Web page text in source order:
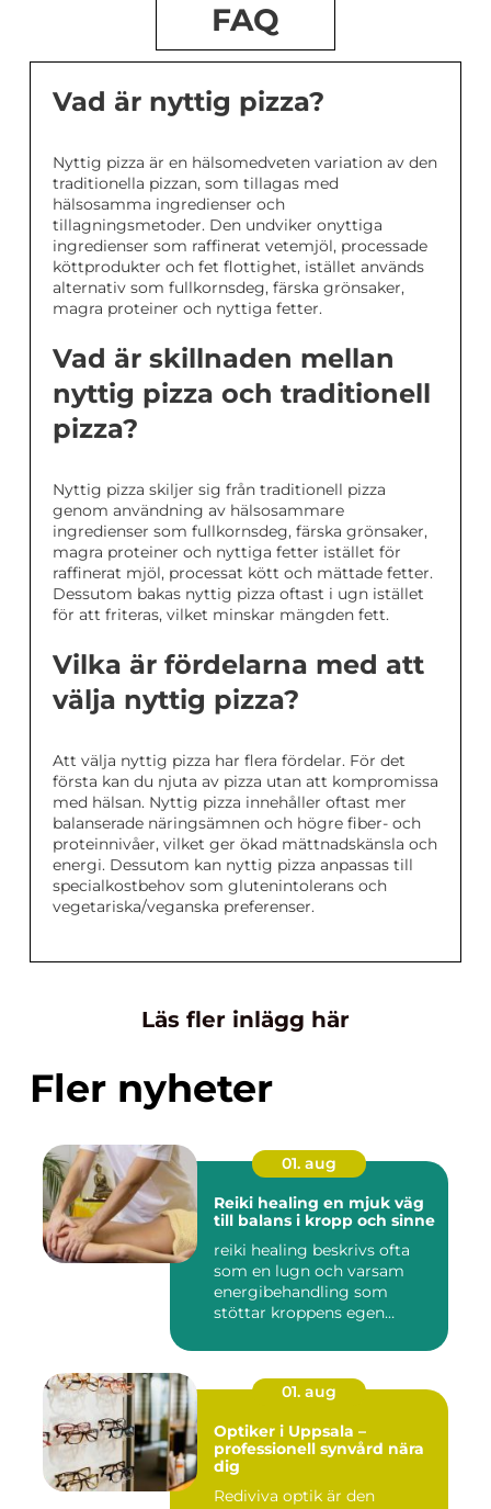
FAQ
Vad är nyttig pizza?
Nyttig pizza är en hälsomedveten variation av den
traditionella pizzan, som tillagas med
hälsosamma ingredienser och
tillagningsmetoder. Den undviker onyttiga
ingredienser som raffinerat vetemjöl, processade
köttprodukter och fet flottighet, istället används
alternativ som fullkornsdeg, färska grönsaker,
magra proteiner och nyttiga fetter.
Vad är skillnaden mellan
nyttig pizza och traditionell
pizza?
Nyttig pizza skiljer sig från traditionell pizza
genom användning av hälsosammare
ingredienser som fullkornsdeg, färska grönsaker,
magra proteiner och nyttiga fetter istället för
raffinerat mjöl, processat kött och mättade fetter.
Dessutom bakas nyttig pizza oftast i ugn istället
för att friteras, vilket minskar mängden fett.
Vilka är fördelarna med att
välja nyttig pizza?
Att välja nyttig pizza har flera fördelar. För det
första kan du njuta av pizza utan att kompromissa
med hälsan. Nyttig pizza innehåller oftast mer
balanserade näringsämnen och högre fiber- och
proteinnivåer, vilket ger ökad mättnadskänsla och
energi. Dessutom kan nyttig pizza anpassas till
specialkostbehov som glutenintolerans och
vegetariska/veganska preferenser.
Läs fler inlägg här
Fler nyheter
01. aug
Reiki healing en mjuk väg
till balans i kropp och sinne
reiki healing beskrivs ofta
som en lugn och varsam
energibehandling som
stöttar kroppens egen
01. aug
Optiker i Uppsala –
professionell synvård nära
dig
Rediviva optik är den